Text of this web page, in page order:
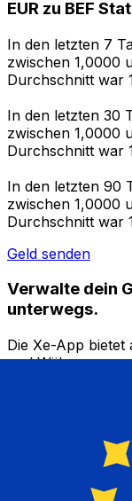
EUR zu BEF
In den letzten 7
zwischen 1,0000
Durchschnitt war
In den letzten 30
zwischen 1,0000
Durchschnitt war
In den letzten 90
zwischen 1,0000
Durchschnitt war
Geld senden
Verwalte dein
unterwegs.
Die Xe-App
und
Geld ins Ausland
Gebühren. Heute